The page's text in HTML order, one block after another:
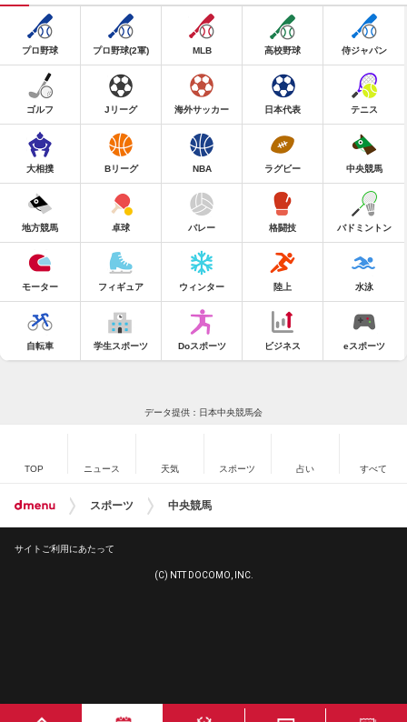
プロ野球 プロ野球(2軍) MLB 高校野球 侍ジャパン
ゴルフ Jリーグ 海外サッカー 日本代表 テニス
大相撲 Bリーグ NBA ラグビー 中央競馬
地方競馬 卓球 バレー 格闘技 バドミントン
モーター フィギュア ウィンター 陸上 水泳
自転車 学生スポーツ Doスポーツ ビジネス eスポーツ
データ提供：日本中央競馬会
TOP ニュース 天気 スポーツ 占い すべて
スポーツ 中央競馬
サイトご利用にあたって
(C) NTT DOCOMO, INC.